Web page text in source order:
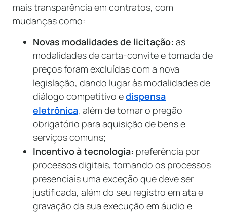
mais transparência em contratos, com
mudanças como:
Novas modalidades de licitação: as
modalidades de carta-convite e tomada de
preços foram excluídas com a nova
legislação, dando lugar às modalidades de
diálogo competitivo edispensa
eletrônica, além de tornar o pregão
obrigatório para aquisição de bens e
serviços comuns;
Incentivo à tecnologia: preferência por
processos digitais, tornando os processos
presenciais uma exceção que deve ser
justificada, além do seu registro em ata e
gravação da sua execução em áudio e